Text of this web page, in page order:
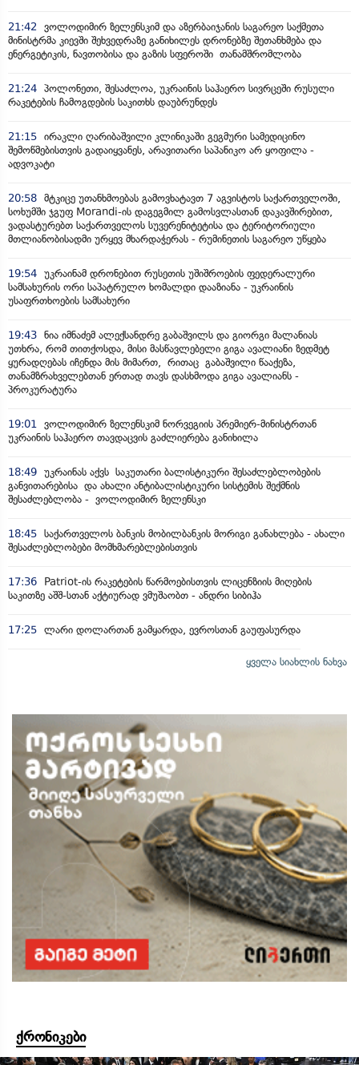
21:42 ვოლოდიმირ ზელენსკიმ და აზერბაიჯანის საგარეო საქმეთა
მინისტრმა კიევში შეხვედრაზე განიხილეს დრონებზე შეთანხმება და
ენერგეტიკის, ნავთობისა და გაზის სფეროში თანამშრომლობა
21:24 პოლონეთი, შესაძლოა, უკრაინის საჰაერო სივრცეში რუსული
რაკეტების ჩამოგდების საკითხს დაუბრუნდეს
21:15 ირაკლი ღარიბაშვილი კლინიკაში გეგმური სამედიცინო
შემოწმებისთვის გადაიყვანეს, არავითარი საპანიკო არ ყოფილა -
ადვოკატი
20:58 მტკიცე უთანხმოებას გამოვხატავთ 7 აგვისტოს საქართველოში,
სოხუმში ჯგუფ Morandi-ის დაგეგმილ გამოსვლასთან დაკავშირებით,
ვადასტურებთ საქართველოს სუვერენიტეტისა და ტერიტორიული
მთლიანობისადმი ურყევ მხარდაჭერას - რუმინეთის საგარეო უწყება
19:54 უკრაინამ დრონებით რუსეთის უშიშროების ფედერალური
სამსახურის ორი საპატრულო ხომალდი დააზიანა - უკრაინის
უსაფრთხოების სამსახური
19:43 ნია იმნაძემ ალექსანდრე გაბაშვილს და გიორგი მალანიას
უთხრა, რომ თითქოსდა, მისი მასწავლებელი გიგა ავალიანი ზედმეტ
ყურადღებას იჩენდა მის მიმართ, რითაც გაბაშვილი წააქეზა,
თანამზრახველებთან ერთად თავს დასხმოდა გიგა ავალიანს -
პროკურატურა
19:01 ვოლოდიმირ ზელენსკიმ ნორვეგიის პრემიერ-მინისტრთან
უკრაინის საჰაერო თავდაცვის გაძლიერება განიხილა
18:49 უკრაინას აქვს საკუთარი ბალისტიკური შესაძლებლობების
განვითარებისა და ახალი ანტიბალისტიკური სისტემის შექმნის
შესაძლებლობა - ვოლოდიმირ ზელენსკი
18:45 საქართველოს ბანკის მობილბანკის მორიგი განახლება - ახალი
შესაძლებლობები მომხმარებლებისთვის
17:36
Patriot-ის რაკეტების წარმოებისთვის ლიცენზიის მიღების
საკითზე აშშ-სთან აქტიურად ვმუშაობთ - ანდრი სიბიჰა
17:25 ლარი დოლართან გამყარდა, ევროსთან გაუფასურდა
ყველა სიახლის ნახვა
ქრონიკები